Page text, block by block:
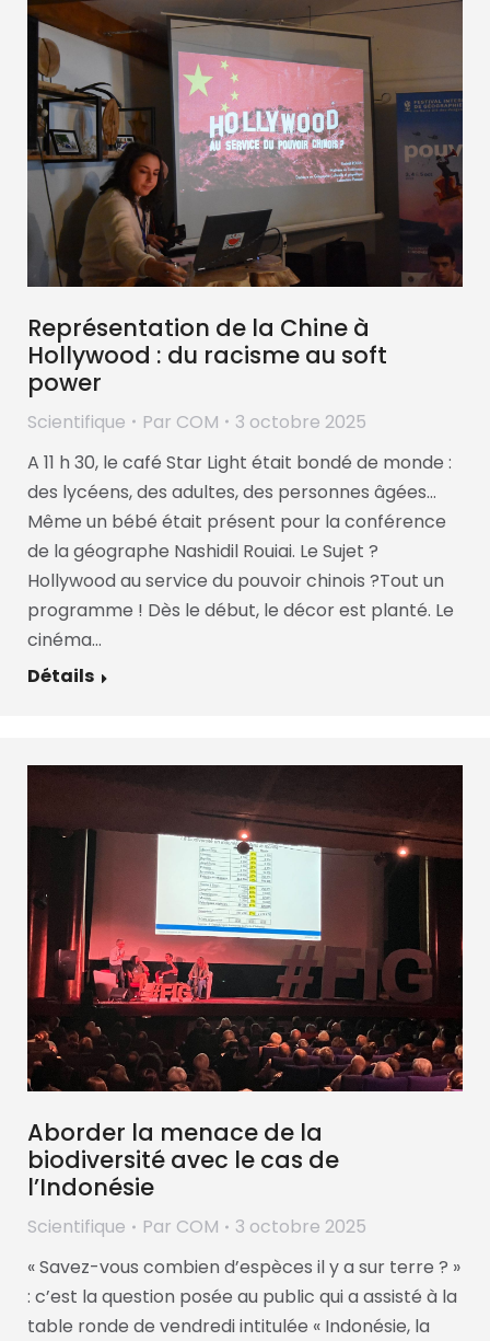
Représentation de la Chine à
Hollywood : du racisme au soft
power
Scientifique Par COM
3 octobre 2025
A 11 h 30, le café Star Light était bondé de monde :
des lycéens, des adultes, des personnes âgées…
Même un bébé était présent pour la conférence
de la géographe Nashidil Rouiai. Le Sujet ?
Hollywood au service du pouvoir chinois ?Tout un
programme ! Dès le début, le décor est planté. Le
cinéma…
Détails
Aborder la menace de la
biodiversité avec le cas de
l’Indonésie
Scientifique Par COM
3 octobre 2025
« Savez-vous combien d’espèces il y a sur terre ? »
: c’est la question posée au public qui a assisté à la
table ronde de vendredi intitulée « Indonésie, la